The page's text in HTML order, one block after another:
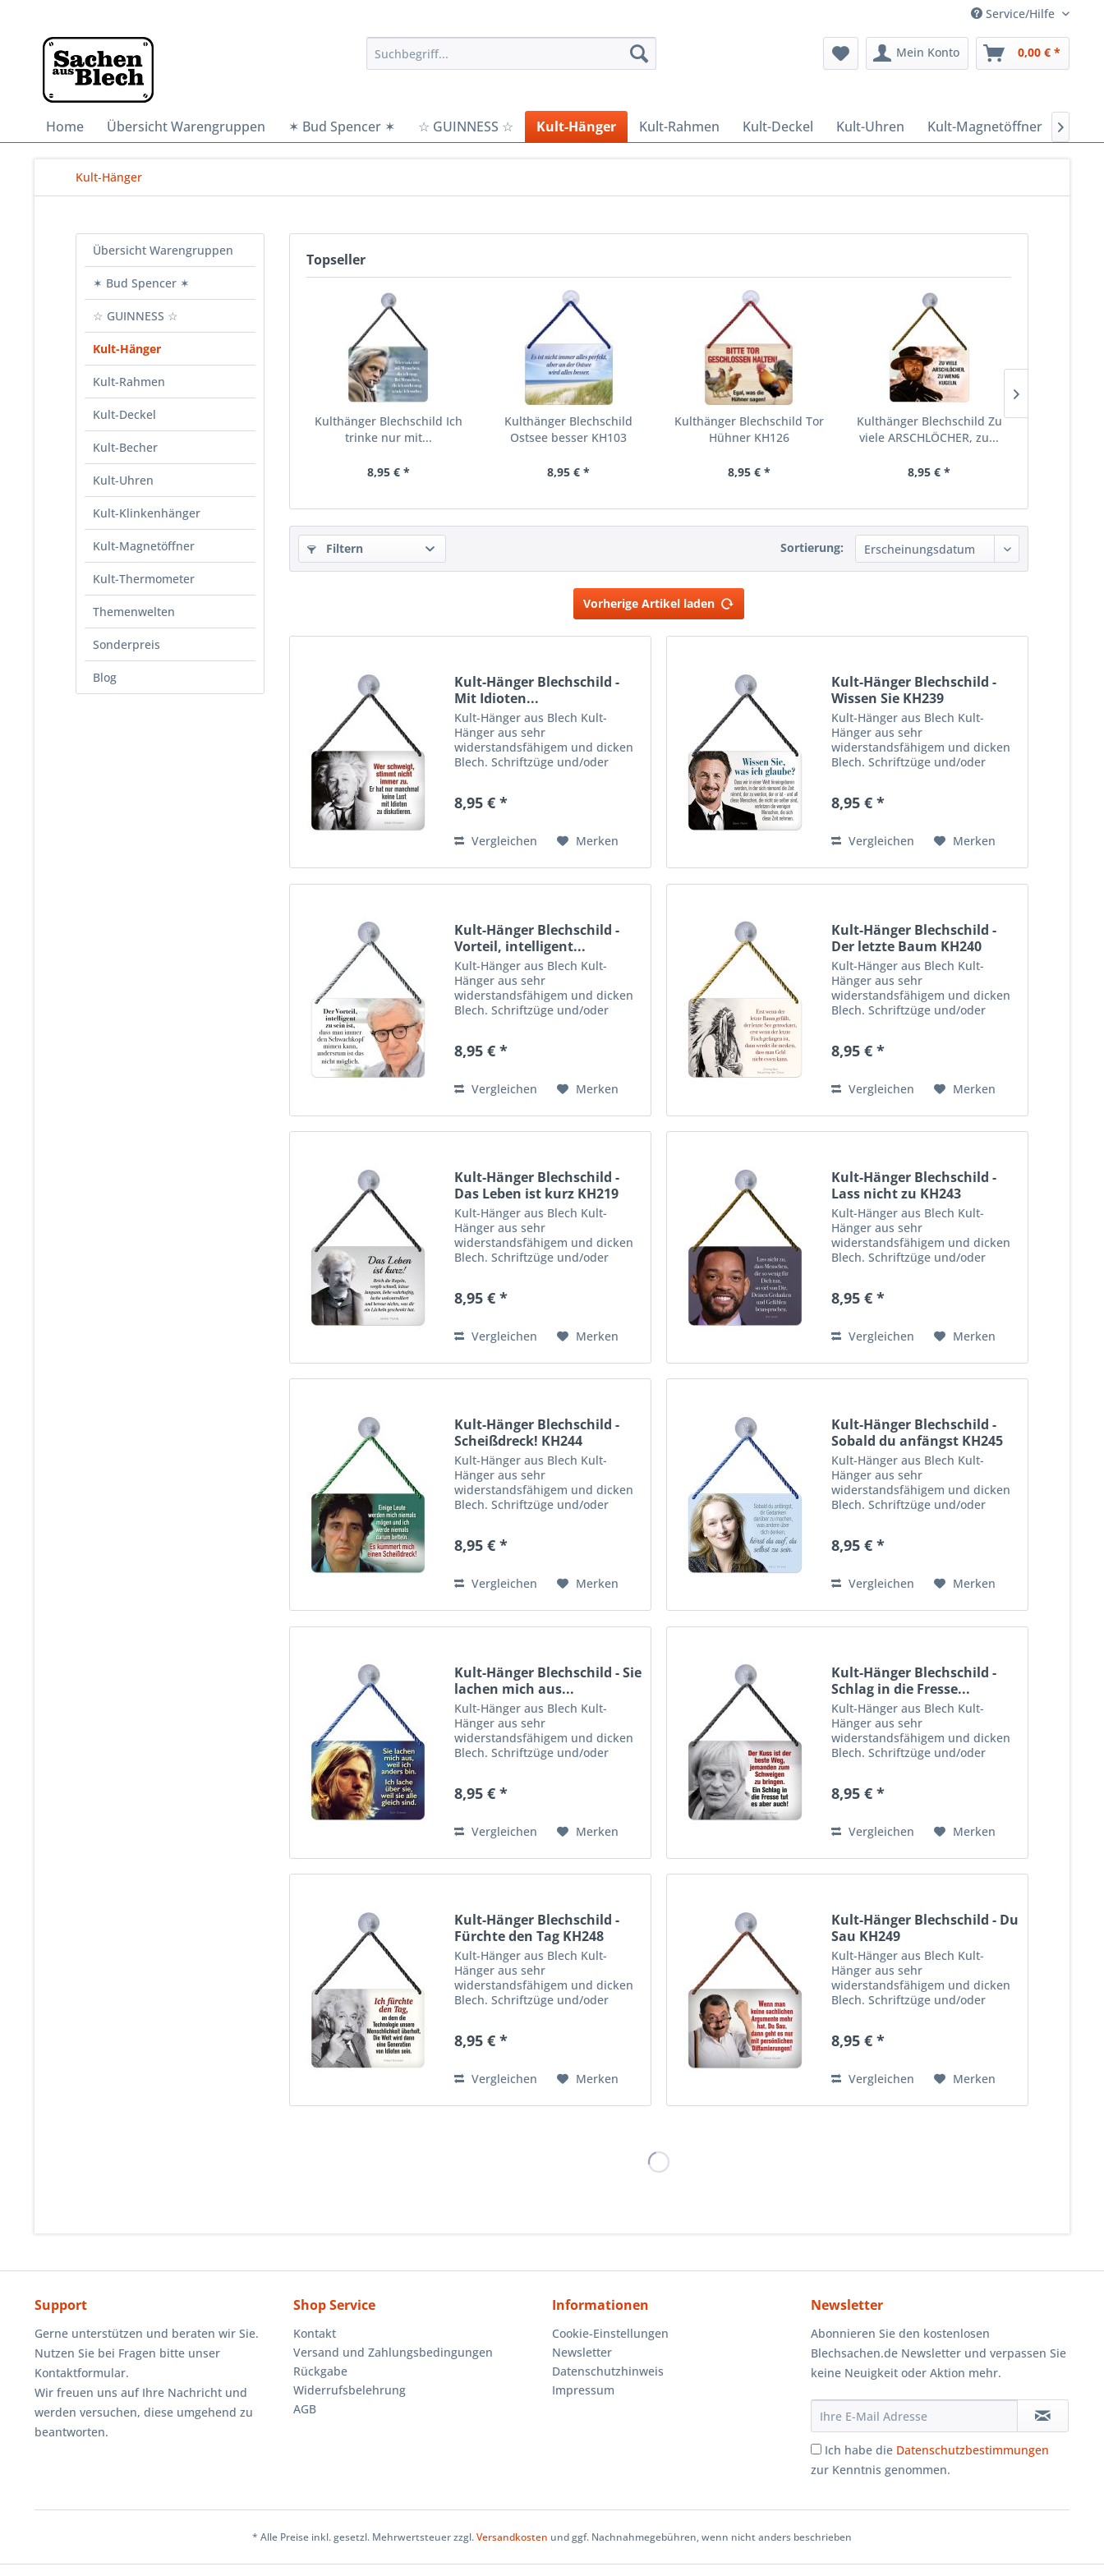
Service/Hilfe
Mein Konto 0,00 € *
Home Übersicht Warengruppen ✶ Bud Spencer ✶ ☆ GUINNESS ☆ Kult-Hänger Kult-Rahmen Kult-Deckel Kult-Uhren Kult-Magnetöffner 
Kult-Hänger
Übersicht Warengruppen
✶ Bud Spencer ✶
☆ GUINNESS ☆
Kult-Hänger
Kult-Rahmen
Kult-Deckel
Kult-Becher
Kult-Uhren
Kult-Klinkenhänger
Kult-Magnetöffner
Kult-Thermometer
Themenwelten
Sonderpreis
Blog
Topseller
Kulthänger Blechschild Ich
trinke nur mit...
8,95 € *
Kulthänger Blechschild
Ostsee besser KH103
8,95 € *
Kulthänger Blechschild Tor
Hühner KH126
8,95 € *
Kulthänger Blechschild Zu
viele ARSCHLÖCHER, zu...
8,95 € *
Filtern Sortierung:
Vorherige Artikel laden
Kult-Hänger Blechschild -
Mit Idioten...
Kult-Hänger aus Blech Kult-
Hänger aus sehr
widerstandsfähigem und dicken
Blech. Schriftzüge und/oder
lustige wie auch praktische
Wohnungs- oder Gartentür,...
8,95 € *
Vergleichen Merken
Kult-Hänger Blechschild -
Wissen Sie KH239
Kult-Hänger aus Blech Kult-
Hänger aus sehr
widerstandsfähigem und dicken
Blech. Schriftzüge und/oder
lustige wie auch praktische
Wohnungs- oder Gartentür,...
8,95 € *
Vergleichen Merken
Kult-Hänger Blechschild -
Vorteil, intelligent...
Kult-Hänger aus Blech Kult-
Hänger aus sehr
widerstandsfähigem und dicken
Blech. Schriftzüge und/oder
lustige wie auch praktische
Wohnungs- oder Gartentür,...
8,95 € *
Vergleichen Merken
Kult-Hänger Blechschild -
Der letzte Baum KH240
Kult-Hänger aus Blech Kult-
Hänger aus sehr
widerstandsfähigem und dicken
Blech. Schriftzüge und/oder
lustige wie auch praktische
Wohnungs- oder Gartentür,...
8,95 € *
Vergleichen Merken
Kult-Hänger Blechschild -
Das Leben ist kurz KH219
Kult-Hänger aus Blech Kult-
Hänger aus sehr
widerstandsfähigem und dicken
Blech. Schriftzüge und/oder
lustige wie auch praktische
Wohnungs- oder Gartentür,...
8,95 € *
Vergleichen Merken
Kult-Hänger Blechschild -
Lass nicht zu KH243
Kult-Hänger aus Blech Kult-
Hänger aus sehr
widerstandsfähigem und dicken
Blech. Schriftzüge und/oder
lustige wie auch praktische
Wohnungs- oder Gartentür,...
8,95 € *
Vergleichen Merken
Kult-Hänger Blechschild -
Scheißdreck! KH244
Kult-Hänger aus Blech Kult-
Hänger aus sehr
widerstandsfähigem und dicken
Blech. Schriftzüge und/oder
lustige wie auch praktische
Wohnungs- oder Gartentür,...
8,95 € *
Vergleichen Merken
Kult-Hänger Blechschild -
Sobald du anfängst KH245
Kult-Hänger aus Blech Kult-
Hänger aus sehr
widerstandsfähigem und dicken
Blech. Schriftzüge und/oder
lustige wie auch praktische
Wohnungs- oder Gartentür,...
8,95 € *
Vergleichen Merken
Kult-Hänger Blechschild - Sie
lachen mich aus...
Kult-Hänger aus Blech Kult-
Hänger aus sehr
widerstandsfähigem und dicken
Blech. Schriftzüge und/oder
lustige wie auch praktische
Wohnungs- oder Gartentür,...
8,95 € *
Vergleichen Merken
Kult-Hänger Blechschild -
Schlag in die Fresse...
Kult-Hänger aus Blech Kult-
Hänger aus sehr
widerstandsfähigem und dicken
Blech. Schriftzüge und/oder
lustige wie auch praktische
Wohnungs- oder Gartentür,...
8,95 € *
Vergleichen Merken
Kult-Hänger Blechschild -
Fürchte den Tag KH248
Kult-Hänger aus Blech Kult-
Hänger aus sehr
widerstandsfähigem und dicken
Blech. Schriftzüge und/oder
lustige wie auch praktische
Wohnungs- oder Gartentür,...
8,95 € *
Vergleichen Merken
Kult-Hänger Blechschild - Du
Sau KH249
Kult-Hänger aus Blech Kult-
Hänger aus sehr
widerstandsfähigem und dicken
Blech. Schriftzüge und/oder
lustige wie auch praktische
Wohnungs- oder Gartentür,...
8,95 € *
Vergleichen Merken
Support
Gerne unterstützen und beraten wir Sie.
Nutzen Sie bei Fragen bitte unser
Kontaktformular.
Wir freuen uns auf Ihre Nachricht und
werden versuchen, diese umgehend zu
beantworten.
Shop Service
Kontakt
Versand und Zahlungsbedingungen
Rückgabe
Widerrufsbelehrung
AGB
Informationen
Cookie-Einstellungen
Newsletter
Datenschutzhinweis
Impressum
Newsletter
Abonnieren Sie den kostenlosen
Blechsachen.de Newsletter und verpassen Sie
keine Neuigkeit oder Aktion mehr.
Ich habe die Datenschutzbestimmungen
zur Kenntnis genommen.
* Alle Preise inkl. gesetzl. Mehrwertsteuer zzgl.Versandkosten und ggf. Nachnahmegebühren, wenn nicht anders beschrieben